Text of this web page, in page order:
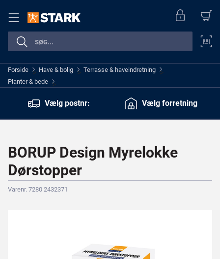
Forside > Have & bolig > Terrasse & haveindretning >
Planter & bede >
Vælg postnr:
Vælg forretning
BORUP Design Myrelokke
Dørstopper
Varenr. 7280 2432371